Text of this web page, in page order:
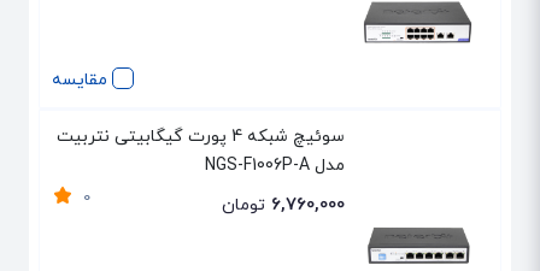
مقایسه
سوئیچ شبکه 4 پورت گیگابیتی نتربیت
مدل NGS-F1006P-A
0 6,760,000 تومان